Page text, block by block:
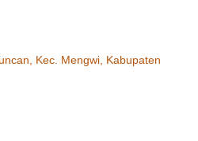
Kec. Mengwi, Kabupaten